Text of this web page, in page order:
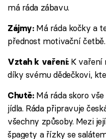
má ráda zábavu.
Zájmy: Má ráda kočky a
přednost motivační četbě.
Vztah k vaření: K vaření
díky svému dědečkovi,
Chutě: Má ráda skoro
jídla. Ráda připravuje
všechny způsoby. Mezi
špagety a řízky se